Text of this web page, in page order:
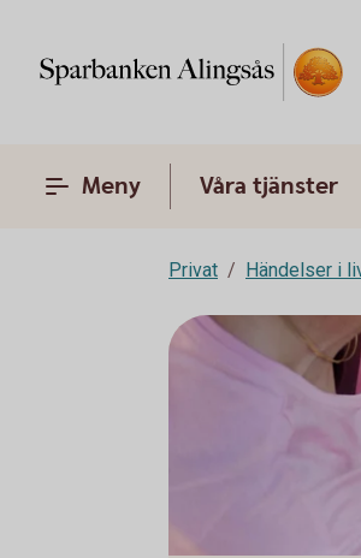
Meny Våra tjänster
Privat Händelser i